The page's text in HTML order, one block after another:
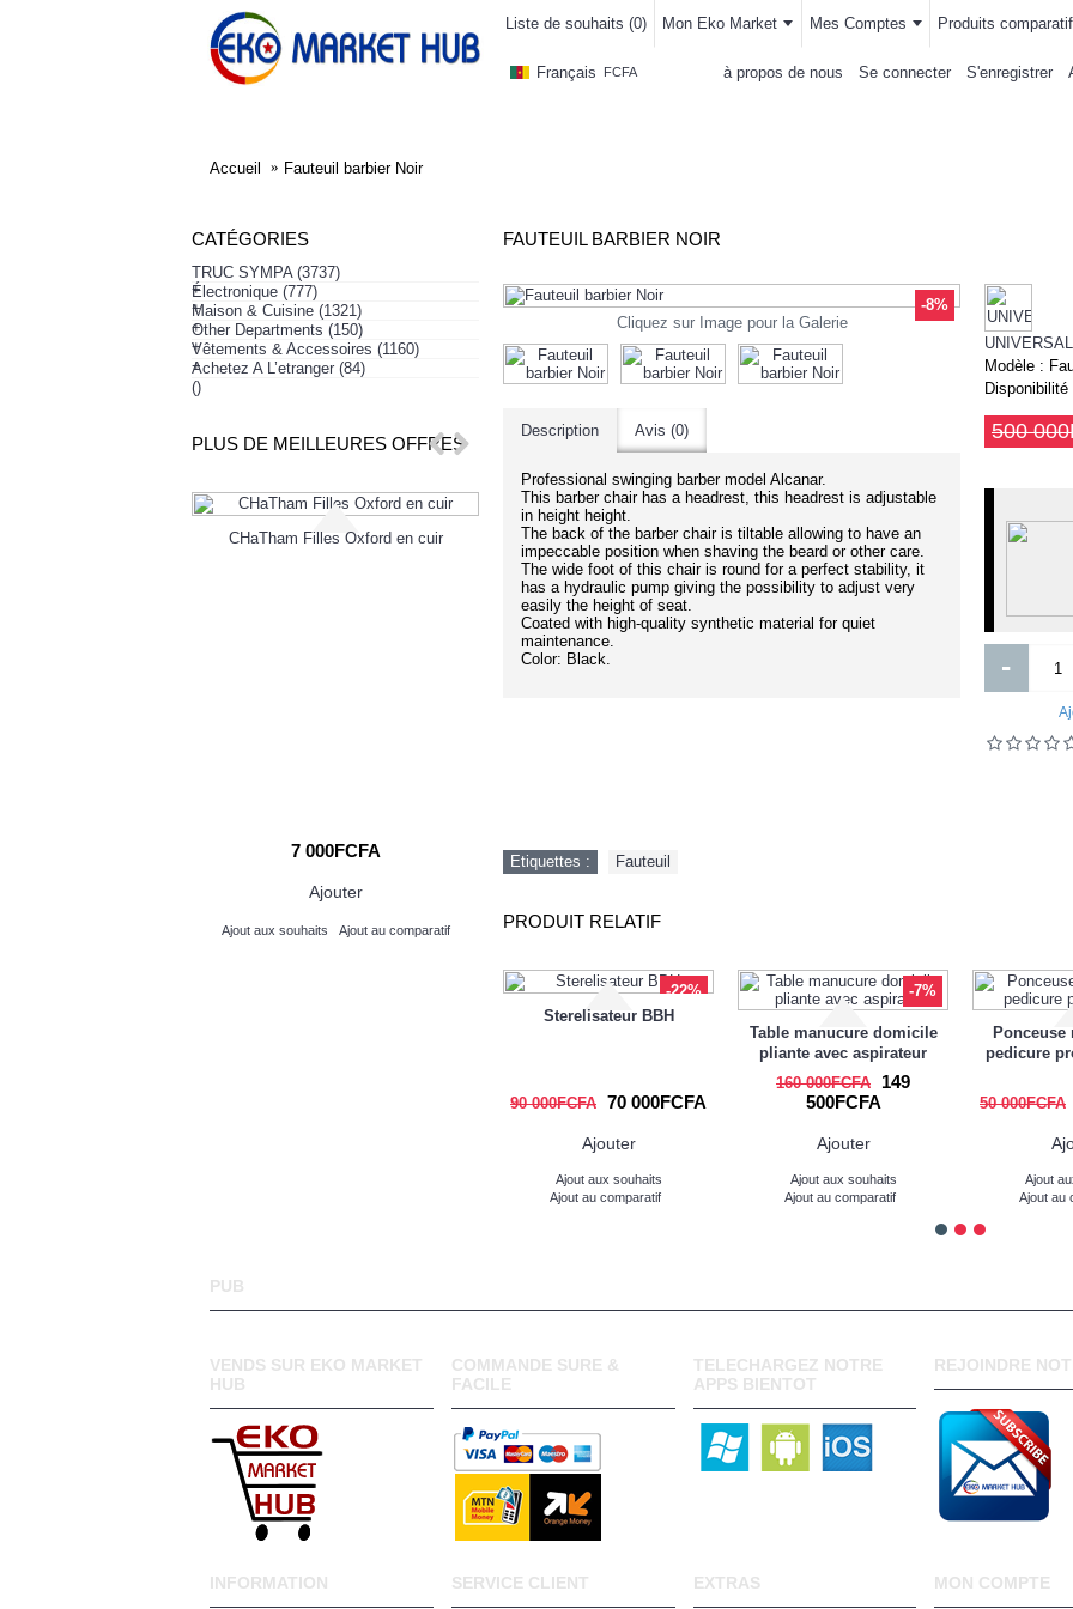
Liste de souhaits (0) Mon Eko Market Mes Comptes Produits
Français FCFA à propos de nous Se connecter S'enregistrer
Accueil Fauteuil barbier Noir
CATÉGORIES
TRUC SYMPA (3737)
+
Électronique (777)
+
Maison & Cuisine (1321)
+
Other Departments (150)
+
Vêtements & Accessoires (1160)
+
Achetez A L’etranger (84)
()
PLUS DE MEILLEURES OFFRES
CHaTham Filles Oxford en cuir
7 000FCFA
Ajouter
Ajout aux souhaits Ajout au comparatif
lait de beauté - HYDRA KARITI ALEO
VERA
7 000FCFA
Ajout aux souhaits Ajout au comparatif
PORTE-PAPIER
FAUTEUIL BARBIER NOIR
-8%
Cliquez sur Image pour la Galerie
Description Avis (0)
Professional swinging barber model Alcanar.
This barber chair has a headrest, this headrest is adjustable
in height height.
The back of the barber chair is tiltable allowing to have an
impeccable position when shaving the beard or other care.
The wide foot of this chair is round for a perfect stability, it
has a hydraulic pump giving the possibility to adjust very
easily the height of seat.
Coated with high-quality synthetic material for quiet
maintenance.
Color: Black.
Modèle :
Disponibilité
500
-
Etiquettes : Fauteuil
PRODUIT RELATIF
-22%
Sterelisateur BBH
90 000FCFA 70 000FCFA
Ajouter
Ajout aux souhaits
Ajout au comparatif
-7%
Table manucure domicile
pliante avec aspirateur
160 000FCFA
149
500FCFA
Ajouter
Ajout aux souhaits
Ajout au comparatif
Ponceuse
pedicure
50 000FCFA
Ajout
Ajout au
PUB
VENDS SUR EKO MARKET
HUB
COMMANDE SURE &
FACILE
TELECHARGEZ NOTRE
APPS BIENTOT
REJOINDRE
INFORMATION SERVICE CLIENT EXTRAS MON COMPTE